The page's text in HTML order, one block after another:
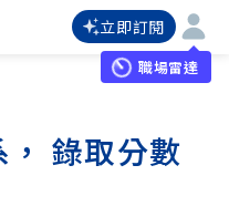
立即訂閱
職場雷達
錄取分數